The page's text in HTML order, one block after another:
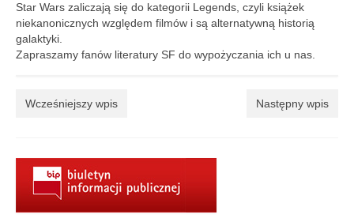
Wydarzenia 2022
wydarzenia 2021
wydarzenia 2017
wydarzenia 2016
Star Wars zaliczają się do kategorii Legends, czyli książek
niekanonicznych względem filmów i są alternatywną historią
galaktyki.
Zapraszamy fanów literatury SF do wypożyczania ich u nas.
Wcześniejszy wpis Następny wpis